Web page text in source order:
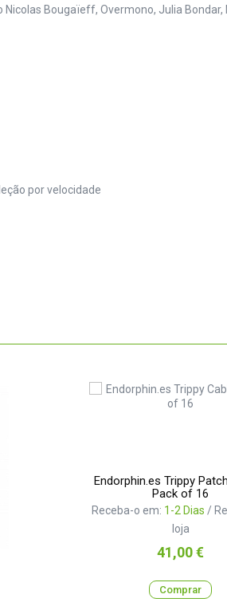
Bougaïeff, Overmono, Julia
por velocidade
Endorphin.es Trippy
Pack of 16
Receba-o em: 1-2 Dias /
loja
Preço
41,00 €
Comprar